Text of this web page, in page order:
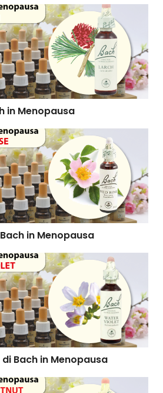
in Menopausa
in Menopausa
in Menopausa
in Menopausa
Bach in Menopausa
Bach in Menopausa
di Bach in Menopausa